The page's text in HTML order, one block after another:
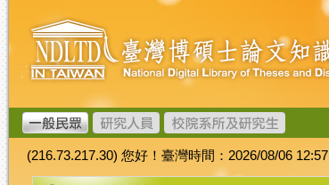
跳
到
主
要
內
容
臺
灣
博
碩
士
論
文
加
值
(216.73.217.30) 您好！臺灣時間：2026/08/06 12:57